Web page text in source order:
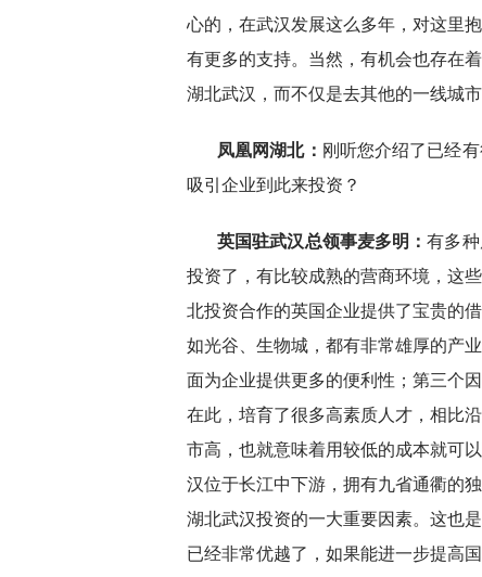
心的，在武汉发展这么多年，对这里
有更多的支持。当然，有机会也存在
湖北武汉，而不仅是去其他的一线城
凤凰网湖北： 刚听您介绍了已经
吸引企业到此来投资？
英国驻武汉总领事麦多明：有多
投资了，有比较成熟的营商环境，这
北投资合作的英国企业提供了宝贵的
如光谷、生物城，都有非常雄厚的产
面为企业提供更多的便利性；第三个
在此，培育了很多高素质人才，相比
市高，也就意味着用较低的成本就可
汉位于长江中下游，拥有九省通衢的
湖北武汉投资的一大重要因素。这也
已经非常优越了，如果能进一步提高